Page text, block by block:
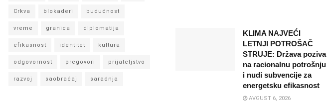
KLIMA NAJVEĆI
LETNJI POTROŠAČ
STRUJE: Država poziva
na racionalnu potrošnju
i nudi subvencije za
energetsku efikasnost
AVGUST 6, 2026
Crkva blokaderi budućnost
vreme granica diplomatija
efikasnost identitet kultura
odgovornost pregovori prijateljstvo
razvoj saobraćaj saradnja